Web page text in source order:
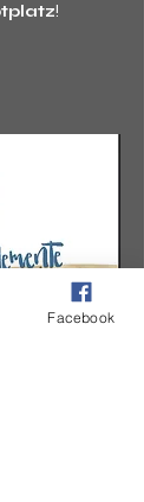
!
Facebook